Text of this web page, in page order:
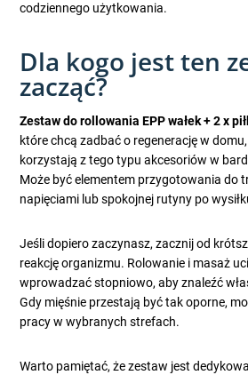
codziennego użytkowania.
Dla kogo jest ten
zacząć?
Zestaw do rollowania EPP wałek + 2 x
które chcą zadbać o regenerację w
korzystają z tego typu akcesoriów w
Może być elementem przygotowania do
napięciami lub spokojnej rutyny po
Jeśli dopiero zaczynasz, zacznij od
reakcję organizmu. Rolowanie i masaż
wprowadzać stopniowo, aby znaleźć
Gdy mięśnie przestają być tak oporne,
pracy w wybranych strefach.
Warto pamiętać, że zestaw jest